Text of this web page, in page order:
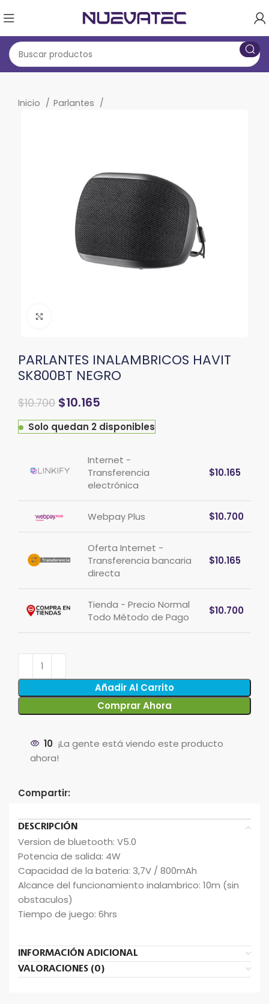
Inicio Parlantes
PARLANTES INALAMBRICOS HAVIT
SK800BT NEGRO
$10.700 $10.165
Solo quedan 2 disponibles
Internet -
Transferencia
electrónica
$10.165
Webpay Plus $10.700
Oferta Internet -
Transferencia bancaria
directa
$10.165
Tienda - Precio Normal
Todo Método de Pago
$10.700
Añadir Al Carrito
Comprar Ahora
10 ¡La gente está viendo este producto
ahora!
Compartir:
DESCRIPCIÓN
Version de bluetooth: V5.0
Potencia de salida: 4W
Capacidad de la bateria: 3,7V / 800mAh
Alcance del funcionamiento inalambrico: 10m (sin
obstaculos)
Tiempo de juego: 6hrs
INFORMACIÓN ADICIONAL
VALORACIONES (0)